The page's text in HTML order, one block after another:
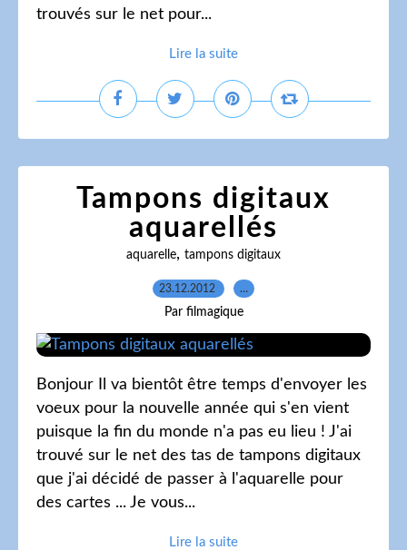
trouvés sur le net pour...
Lire la suite
Tampons digitaux
aquarellés
aquarelle, tampons digitaux
23.12.2012 …
Par filmagique
Bonjour Il va bientôt être temps d'envoyer les
voeux pour la nouvelle année qui s'en vient
puisque la fin du monde n'a pas eu lieu ! J'ai
trouvé sur le net des tas de tampons digitaux
que j'ai décidé de passer à l'aquarelle pour
des cartes ... Je vous...
Lire la suite